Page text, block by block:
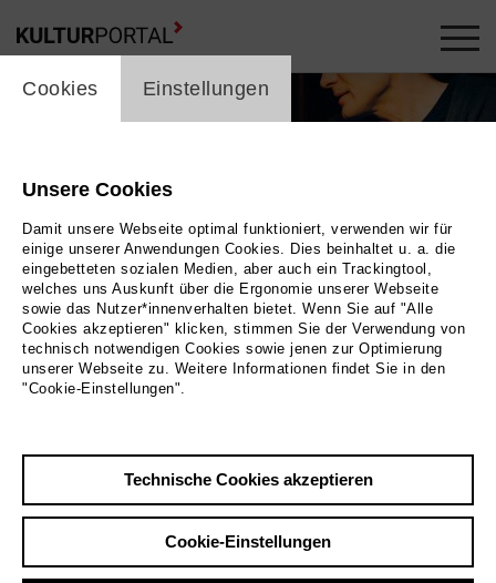
Zurück|Übersicht
Drama | Schauspiel
cookie_layer
Cookies Einstellungen
Unsere Cookies
Damit unsere Webseite optimal funktioniert, verwenden wir für
einige unserer Anwendungen Cookies. Dies beinhaltet u. a. die
eingebetteten sozialen Medien, aber auch ein Trackingtool,
welches uns Auskunft über die Ergonomie unserer Webseite
sowie das Nutzer*innenverhalten bietet. Wenn Sie auf "Alle
Cookies akzeptieren" klicken, stimmen Sie der Verwendung von
technisch notwendigen Cookies sowie jenen zur Optimierung
unserer Webseite zu. Weitere Informationen findet Sie in den
"Cookie-Einstellungen".
Technische Cookies akzeptieren
Cookie-Einstellungen